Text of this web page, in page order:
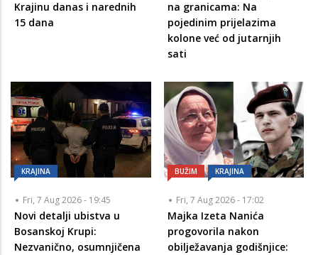
Krajinu danas i narednih
15 dana
na granicama: Na
pojedinim prijelazima
kolone već od jutarnjih
sati
KRAJINA
Fri, 7 Aug 2026 - 19:45
Novi detalji ubistva u
Bosanskoj Krupi:
Nezvanično, osumnjičena
BUŽIM KRAJINA
Fri, 7 Aug 2026 - 17:02
Majka Izeta Nanića
progovorila nakon
obilježavanja godišnjice: